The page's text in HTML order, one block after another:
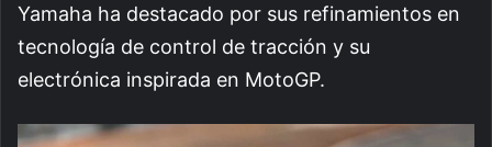
Yamaha ha destacado por sus refinamientos en
tecnología de control de tracción y su
electrónica inspirada en MotoGP.